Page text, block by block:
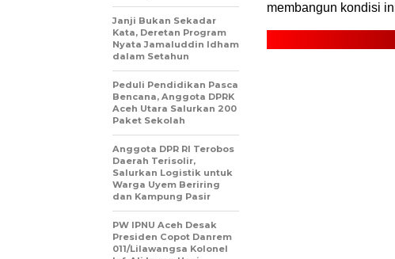
membangun kondisi
Janji Bukan Sekadar
Kata, Deretan Program
Nyata Jamaluddin Idham
dalam Setahun
Peduli Pendidikan Pasca
Bencana, Anggota DPRK
Aceh Utara Salurkan 200
Paket Sekolah
Anggota DPR RI Terobos
Daerah Terisolir,
Salurkan Logistik untuk
Warga Uyem Beriring
dan Kampung Pasir
PW IPNU Aceh Desak
Presiden Copot Danrem
011/Lilawangsa Kolonel